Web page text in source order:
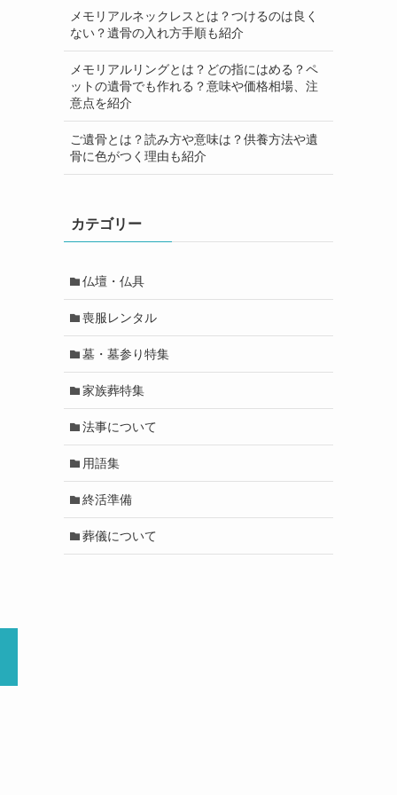
メモリアルネックレスとは？つけるのは良く
ない？遺骨の入れ方手順も紹介
メモリアルリングとは？どの指にはめる？ペ
ットの遺骨でも作れる？意味や価格相場、注
意点を紹介
ご遺骨とは？読み方や意味は？供養方法や遺
骨に色がつく理由も紹介
カテゴリー
仏壇・仏具
喪服レンタル
墓・墓参り特集
家族葬特集
法事について
用語集
終活準備
葬儀について